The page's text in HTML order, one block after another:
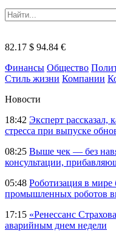
82.17 $ 94.84 €
Финансы Общество
Стиль жизни Компании
Новости
18:42 Эксперт рассказал,
стресса при выпуске
08:25 Выше чек — без
консультации,
05:48 Роботизация в мире
промышленных роботов
17:15 «Ренессанс
аварийным днем недели